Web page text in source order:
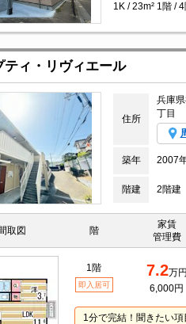
1K / 23m² 1階 /
ティ・リヴィエール
住所
兵庫
丁目
築年 2007
階建 2階建
取図 階
家賃
管理費
1階
即入居可
7.2万円
6,000円
1分で完結！聞きたい項